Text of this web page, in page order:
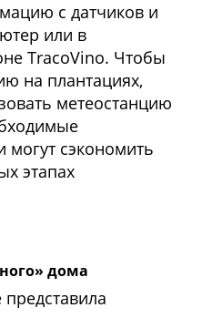
с датчиков и
или в
TracoVino. Чтобы
на плантациях,
метеостанцию
могут сэкономить
этапах
дома
представила